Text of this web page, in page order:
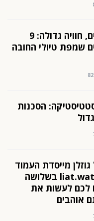
מקומות קטנים, חוויה גדולה: 9
שמפת טיולי החובה
82
הסכנות
מייסדת העמוד
liat.watercolor.art בשלושה
לכם לעשות את
אוהבים